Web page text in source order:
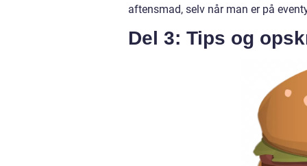
aftensmad, selv når man er på
Del 3: Tips og